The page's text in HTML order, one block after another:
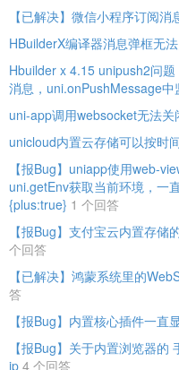
【已解决】微信小程序订阅
HBuilderX编译器消息弹框无
Hbuilder x 4.15 unipush2问
消息，uni.onPushMessage中
uni-app调用websocket无法关
unicloud内置云存储可以按时
【报Bug】uniapp使用web-
uni.getEnv获取当前环境，一
{plus:true} 1 个回答
【报Bug】支付宝云内置存
个回答
【已解决】鸿蒙系统里的
答
【报Bug】内置核心插件一直
【报Bug】关于内置浏览器
ip 4 个回答